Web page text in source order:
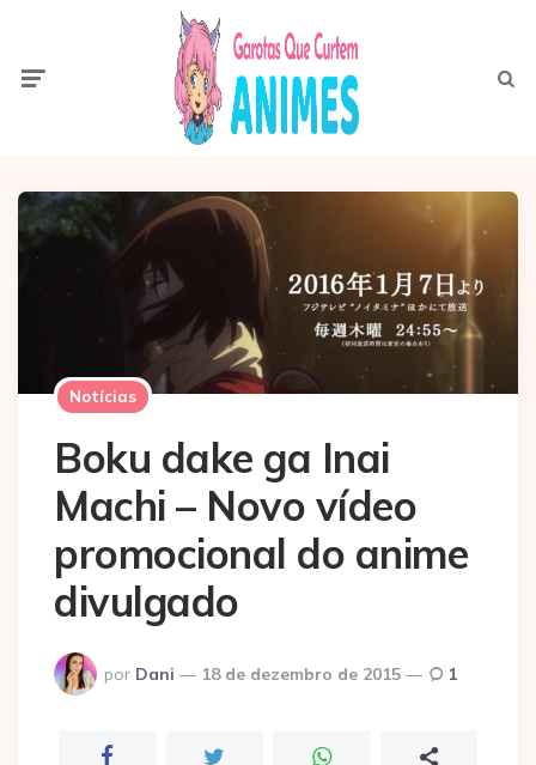
Notícias
Boku dake ga Inai
Machi – Novo vídeo
promocional do anime
divulgado
Postado
por
por Dani 18 de dezembro de 2015 1